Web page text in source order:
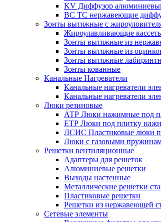
KV Диффузор
ВС ТС нержавеющие
Зонты вытяжные с
Жироулавливающие
Зонты вытяжные из
Зонты вытяжные из
Зонты вытяжные
Зонты кованные
Канальные Нагреватели
Канальные нагреватели
Канальные нагреватели
Люки резиновые
АТР Люки нажимные под
ЕТР Люки под плитку
ЛСИС Пластиковые люки
Люки с газовыми
Решетки вентиляционные
Адаптеры для решеток
Алюминиевые решетки
Выходы настенные
Металлические решетки
Пластиковые решетки
Решетки из нержавеющей
Сетевые элементы